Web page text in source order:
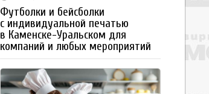
Футболки и бейсболки
с индивидуальной печатью
в Каменске-Уральском для
компаний и любых мероприятий